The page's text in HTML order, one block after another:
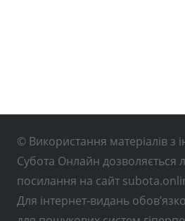
© Використання матеріалів з
Субота Онлайн дозволяється
посилання на сайт
Для інтернет-видань